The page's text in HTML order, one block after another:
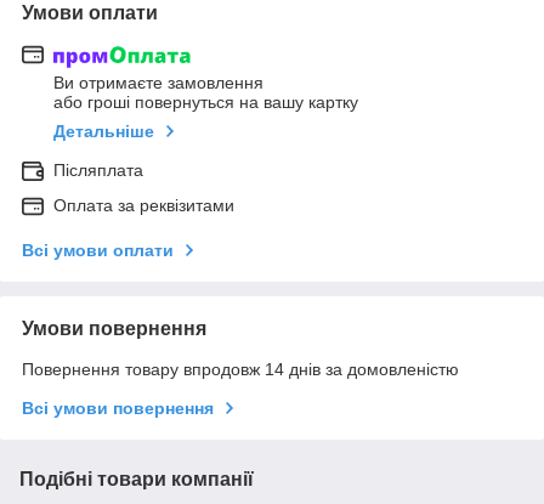
Умови оплати
Ви отримаєте замовлення
або гроші повернуться на вашу картку
Детальніше
Післяплата
Оплата за реквізитами
Всі умови оплати
Умови повернення
Повернення товару впродовж 14 днів за домовленістю
Всі умови повернення
Подібні товари компанії